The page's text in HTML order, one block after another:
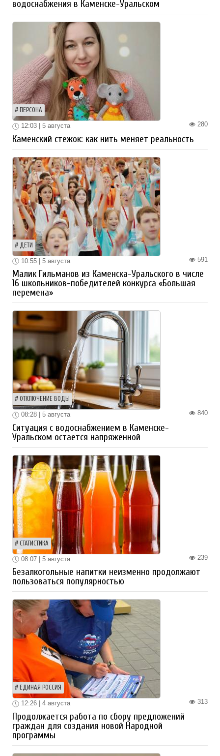
водоснабжения в Каменске-Уральском
ПЕРСОНА
280
12:03 | 5 августа
Каменский стежок: как нить меняет реальность
ДЕТИ
591
10:55 | 5 августа
Малик Гильманов из Каменска-Уральского в числе
16 школьников-победителей конкурса «Большая
перемена»
ОТКЛЮЧЕНИЕ ВОДЫ
840
08:28 | 5 августа
Ситуация с водоснабжением в Каменске-
Уральском остается напряженной
СТАТИСТИКА
239
08:07 | 5 августа
Безалкогольные напитки неизменно продолжают
пользоваться популярностью
ЕДИНАЯ РОССИЯ
313
12:26 | 4 августа
Продолжается работа по сбору предложений
граждан для создания новой Народной
программы